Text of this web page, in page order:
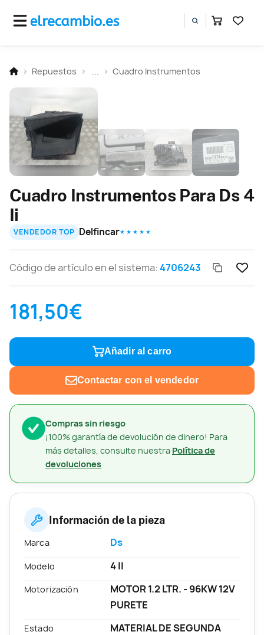
Repuestos Cuadro Instrumentos
Compras sin riesgo
¡100% garantía de devolución de dinero! Para
más detalles, consulte nuestra Política de
devoluciones
Cuadro Instrumentos Para Ds 4
Ii
VENDEDOR TOP Delfincar★ ★ ★ ★ ★
Código de artículo en el sistema:4706243
181,50€
Añadir al carro
Contactar con el vendedor
Información de la pieza
Marca Ds
Modelo 4 II
Motorización
MOTOR 1.2 LTR. - 96KW 12V
PURETE
Estado
MATERIAL DE SEGUNDA